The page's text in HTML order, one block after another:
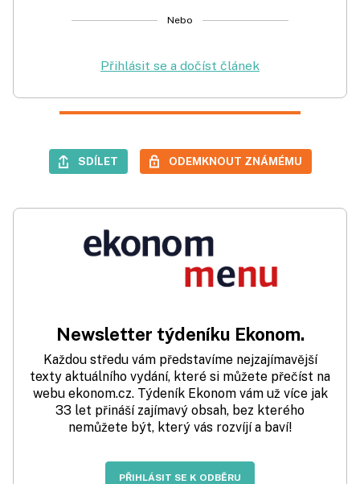
Nebo
Přihlásit se a dočíst článek
SDÍLET ODEMKNOUT ZNÁMÉMU
Newsletter týdeníku Ekonom.
Každou středu vám představíme nejzajímavější
texty aktuálního vydání, které si můžete přečíst na
webu ekonom.cz. Týdeník Ekonom vám už více jak
33 let přináší zajímavý obsah, bez kterého
nemůžete být, který vás rozvíjí a baví!
PŘIHLÁSIT SE K ODBĚRU